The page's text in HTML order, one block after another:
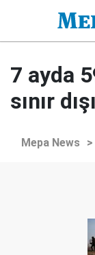
7 ayda
sınır
Mepa News >